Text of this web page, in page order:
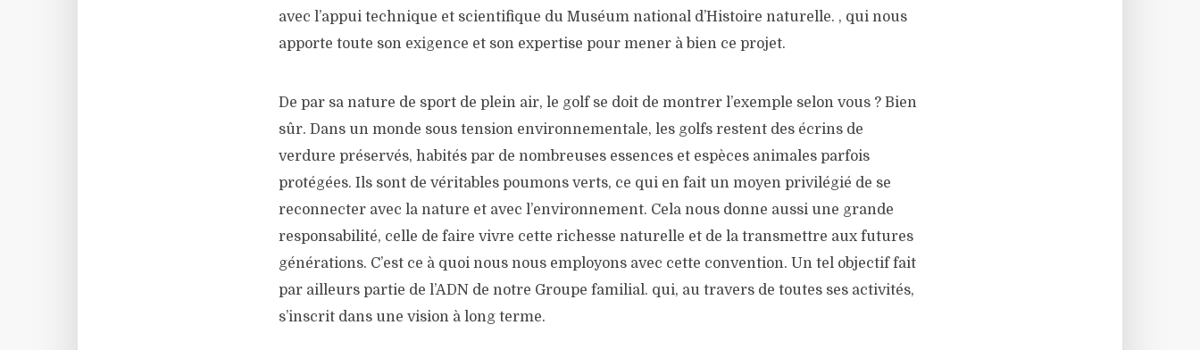
avec l’appui technique et scientifique du Muséum national d’Histoire naturelle. , qui nous
apporte toute son exigence et son expertise pour mener à bien ce projet.
De par sa nature de sport de plein air, le golf se doit de montrer l’exemple selon vous ? Bien
sûr. Dans un monde sous tension environnementale, les golfs restent des écrins de
verdure préservés, habités par de nombreuses essences et espèces animales parfois
protégées. Ils sont de véritables poumons verts, ce qui en fait un moyen privilégié de se
reconnecter avec la nature et avec l’environnement. Cela nous donne aussi une grande
responsabilité, celle de faire vivre cette richesse naturelle et de la transmettre aux futures
générations. C’est ce à quoi nous nous employons avec cette convention. Un tel objectif fait
par ailleurs partie de l’ADN de notre Groupe familial. qui, au travers de toutes ses activités,
s’inscrit dans une vision à long terme.